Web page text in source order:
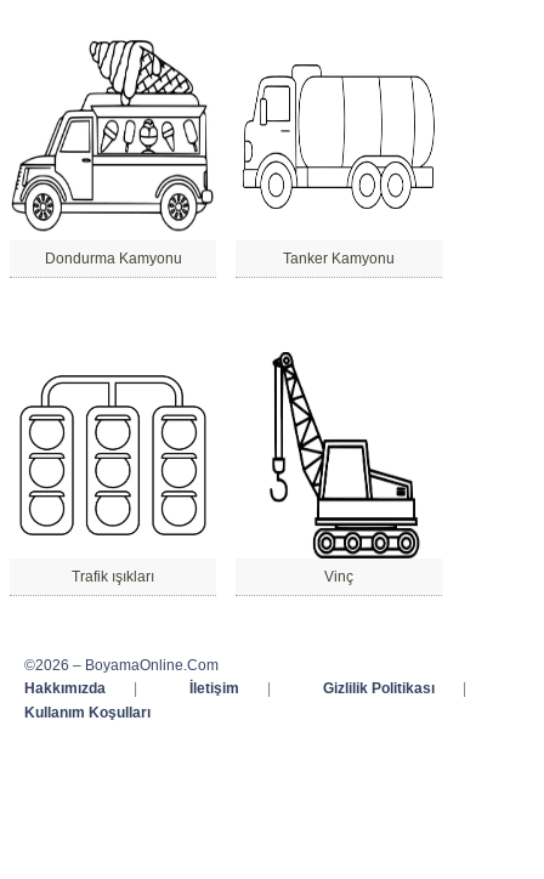
Dondurma Kamyonu Tanker Kamyonu
Trafik ışıkları Vinç
©2026 – BoyamaOnline.Com
Hakkımızda
İletişim Gizlilik Politikası
Kullanım Koşulları